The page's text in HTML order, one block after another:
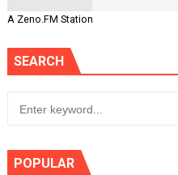
A Zeno.FM Station
SEARCH
POPULAR